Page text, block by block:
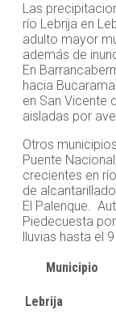
Las
río Lebrija en
adulto mayor
además de
En
hacia
en San Vicente
aisladas por
Otros
Puente
crecientes en
de
El Palenque.
Piedecuesta
lluvias hasta el
Municipio
Lebrija